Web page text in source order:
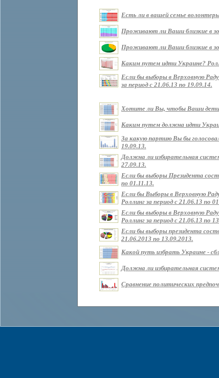
Есть ли в вашей семье
Проживают ли Ваши близкие в
Проживают ли Ваши близкие в
Каким путем идти Украине?
Если бы выборы в Верховную
за период с 21.06.13 по 19.09.14.
Хотите ли Вы, чтобы Ваши дети
Каким путем должна идти
За какую партию Вы бы
19.09.13.
Должна ли избирательная
27.09.13.
Если бы выборы Президента
по 01.11.13.
Если бы Выборы в Верховную
Роллинг за период с 21.06.13 по
Если бы выборы в Верховную
Роллинг за период с 21.06.13 по
Если бы выборы президента
21.06.2013 по 13.09.2013.
Какой путь избрать Украине -
Должна ли избирательная
Сравнение политических